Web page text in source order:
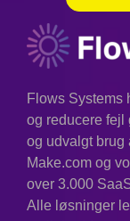
Flows Systems
og reducere fejl
og udvalgt brug
Make.com og
over 3.000
Alle løsninger